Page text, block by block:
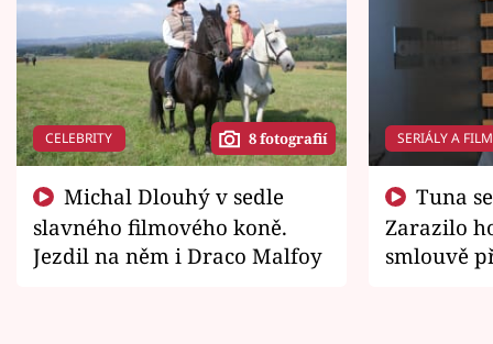
CELEBRITY 8 fotografií
slavného filmového koně.
Jezdil na něm i Draco Malfoy
SERIÁLY A
Zarazilo
smlouvě